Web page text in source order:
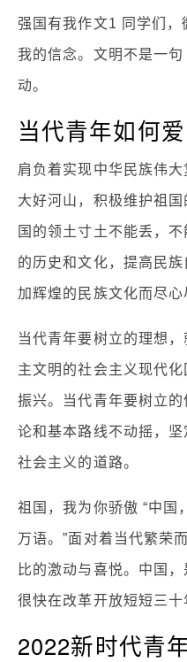
强国有我作文1 同学们，
我的信念。文明不是一
动。
当代青年如何
肩负着实现中华民族伟
大好河山，积极维护祖
国的领土寸土不能丢，
的历史和文化，提高民
加辉煌的民族文化而尽心
当代青年要树立的理想
主文明的社会主义现代
振兴。当代青年要树立
论和基本路线不动摇，
社会主义的道路。
祖国，我为你骄傲 “中国
万语。”面对着当代繁荣
比的激动与喜悦。中国
很快在改革开放短短三十
2022新时代青